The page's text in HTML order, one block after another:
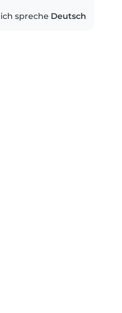
spreche Deutsch